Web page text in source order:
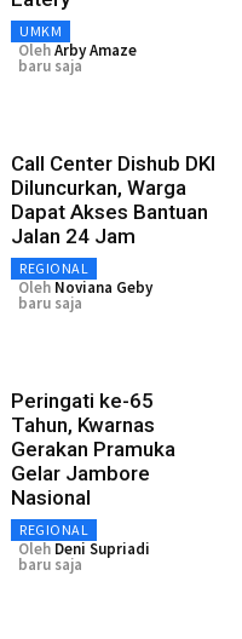
UMKM
OlehArby Amaze
baru saja
Call Center Dishub DKI
Diluncurkan, Warga
Dapat Akses Bantuan
Jalan 24 Jam
REGIONAL
Oleh Noviana Geby
baru saja
Peringati ke-65
Tahun, Kwarnas
Gerakan Pramuka
Gelar Jambore
Nasional
REGIONAL
Oleh Deni Supriadi
baru saja